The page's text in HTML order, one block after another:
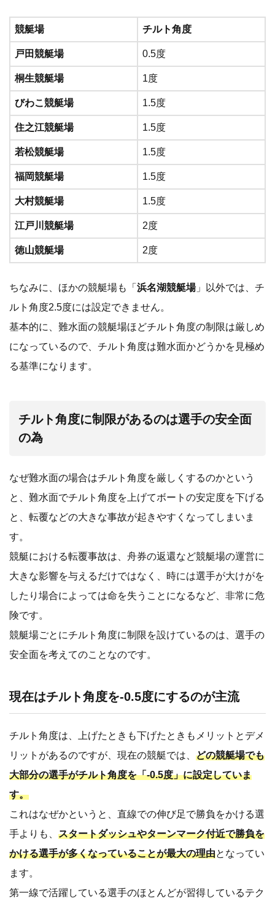
競艇場 チルト角度
戸田競艇場 0.5度
桐生競艇場 1度
びわこ競艇場 1.5度
住之江競艇場 1.5度
若松競艇場 1.5度
福岡競艇場 1.5度
大村競艇場 1.5度
江戸川競艇場 2度
徳山競艇場 2度
ちなみに、ほかの競艇場も「 浜名湖競艇場」以外では、チ
ルト角度2.5度には設定できません。
基本的に、難水面の競艇場ほどチルト角度の制限は厳しめ
になっているので、チルト角度は難水面かどうかを見極め
る基準になります。
チルト角度に制限があるのは選手の安全面
の為
なぜ難水面の場合はチルト角度を厳しくするのかという
と、難水面でチルト角度を上げてボートの安定度を下げる
と、転覆などの大きな事故が起きやすくなってしまいま
す。
競艇における転覆事故は、舟券の返還など競艇場の運営に
大きな影響を与えるだけではなく、時には選手が大けがを
したり場合によっては命を失うことになるなど、非常に危
険です。
競艇場ごとにチルト角度に制限を設けているのは、選手の
安全面を考えてのことなのです。
現在はチルト角度を-0.5度にするのが主流
チルト角度は、上げたときも下げたときもメリットとデメ
リットがあるのですが、現在の競艇では、 どの競艇場でも
大部分の選手がチルト角度を「-0.5度」に設定していま
す。
これはなぜかというと、直線での伸び足で勝負をかける選
手よりも、 スタートダッシュやターンマーク付近で勝負を
かける選手が多くなっていることが最大の理由となってい
ます。
第一線で活躍している選手のほとんどが習得しているテク